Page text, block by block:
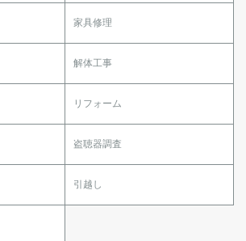
家具修理
解体工事
リフォーム
盗聴器調査
引越し